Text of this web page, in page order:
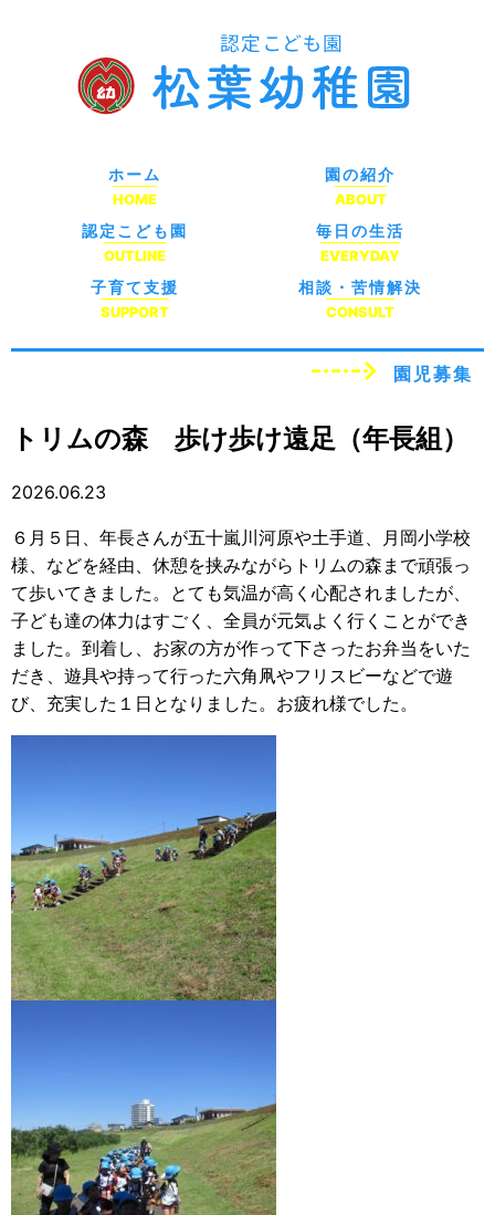
ホーム
HOME
園の紹介
ABOUT
認定こども園
OUTLINE
毎日の生活
EVERYDAY
子育て支援
SUPPORT
相談・苦情解決
CONSULT
園児募集
トリムの森 歩け歩け遠足（年長組）
2026.06.23
６月５日、年長さんが五十嵐川河原や土手道、月岡小学校
様、などを経由、休憩を挟みながらトリムの森まで頑張っ
て歩いてきました。とても気温が高く心配されましたが、
子ども達の体力はすごく、全員が元気よく行くことができ
ました。到着し、お家の方が作って下さったお弁当をいた
だき、遊具や持って行った六角凧やフリスビーなどで遊
び、充実した１日となりました。お疲れ様でした。